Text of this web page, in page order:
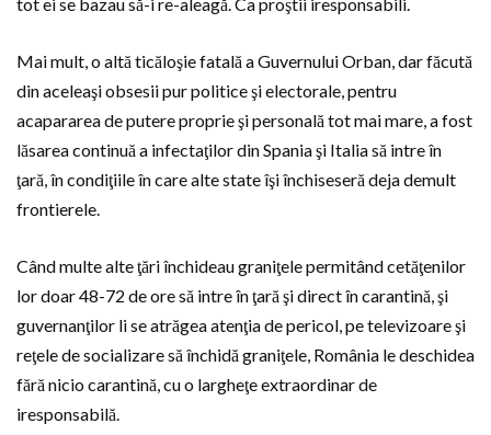
Mai mult, o altă ticăloşie fatală a Guvernului Orban, dar făcută
din aceleaşi obsesii pur politice şi electorale, pentru
acapararea de putere proprie şi personală tot mai mare, a fost
lăsarea continuă a infectaţilor din Spania şi Italia să intre în
ţară, în condiţiile în care alte state îşi închiseseră deja demult
frontierele.
Când multe alte ţări închideau graniţele permitând cetăţenilor
lor doar 48-72 de ore să intre în ţară şi direct în carantină, şi
guvernanţilor li se atrăgea atenţia de pericol, pe televizoare şi
reţele de socializare să închidă graniţele, România le deschidea
fără nicio carantină, cu o largheţe extraordinar de
iresponsabilă.